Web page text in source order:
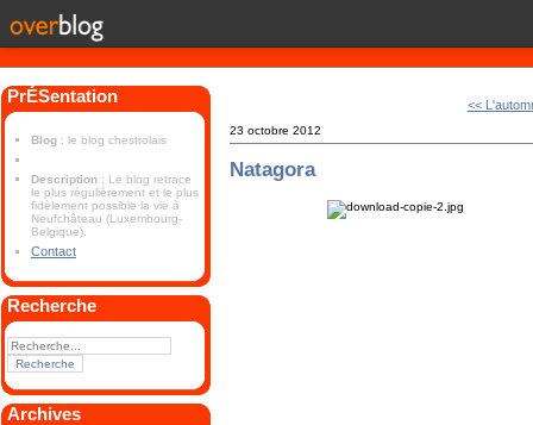
PrÉSentation
Blog : le blog chestrolais
Description : Le blog retrace
le plus régulièrement et le plus
fidèlement possible la vie à
Neufchâteau (Luxembourg-
Belgique).
Contact
Recherche
Archives
<<
23 octobre 2012
Natagora